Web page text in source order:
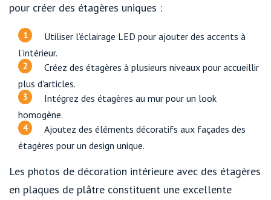
pour créer des étagères uniques :
Utiliser l’éclairage LED pour ajouter des accents à
l’intérieur.
Créez des étagères à plusieurs niveaux pour accueillir
plus d'articles.
Intégrez des étagères au mur pour un look
homogène.
Ajoutez des éléments décoratifs aux façades des
étagères pour un design unique.
Les photos de décoration intérieure avec des étagères
en plaques de plâtre constituent une excellente